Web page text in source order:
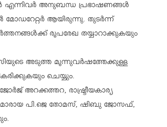
എന്നിവര്‍ അനുബന്ധ പ്രഭാഷണങ്ങള്‍
മോഡറേറ്റര്‍ ആയിരുന്നു. തുടര്‍ന്ന്
രൂപരേഖ തയ്യാറാക്കുകയും
അടുത്ത മൂന്നുവര്‍ഷത്തേക്കുള്ള
ചെയ്യും.
അറക്കത്തറ, രാഷ്ട്രീയകാര്യ
പി.ജെ തോമസ്, ഷിബു ജോസഫ്,